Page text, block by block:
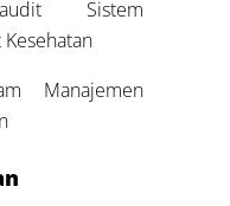
Sistem
Manajemen